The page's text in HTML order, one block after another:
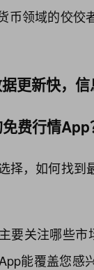
币领域的佼
更新快，
费行情App
择，如何找
要关注哪些
能覆盖您感